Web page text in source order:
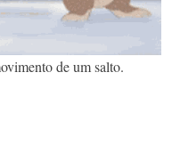
de um salto.